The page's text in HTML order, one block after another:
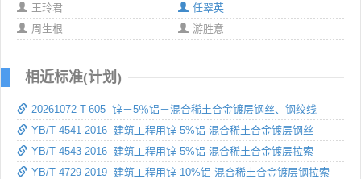
王玲君
任翠英
周生根
游胜意
相近标准(计划)
20261072-T-605 锌－5％铝－混合稀土合金镀层钢丝、钢绞线
YB/T 4541-2016 建筑工程用锌-5%铝-混合稀土合金镀层钢丝
YB/T 4543-2016 建筑工程用锌-5%铝-混合稀土合金镀层拉索
YB/T 4729-2019 建筑工程用锌-10%铝-混合稀土合金镀层钢拉索